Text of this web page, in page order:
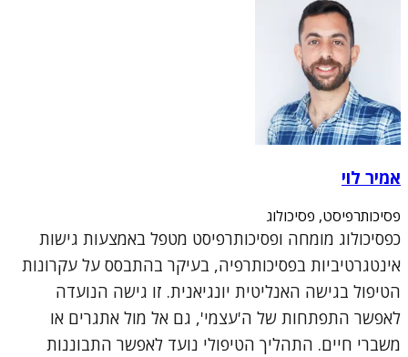
אמיר לוי
פסיכותרפיסט, פסיכולוג
כפסיכולוג מומחה ופסיכותרפיסט מטפל באמצעות גישות
אינטגרטיביות בפסיכותרפיה, בעיקר בהתבסס על עקרונות
הטיפול בגישה האנליטית יונגיאנית. זו גישה הנועדה
לאפשר התפתחות של ה'עצמי', גם אל מול אתגרים או
משברי חיים. התהליך הטיפולי נועד לאפשר התבוננות